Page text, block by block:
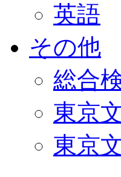
英語
その他
総合
東京
東京